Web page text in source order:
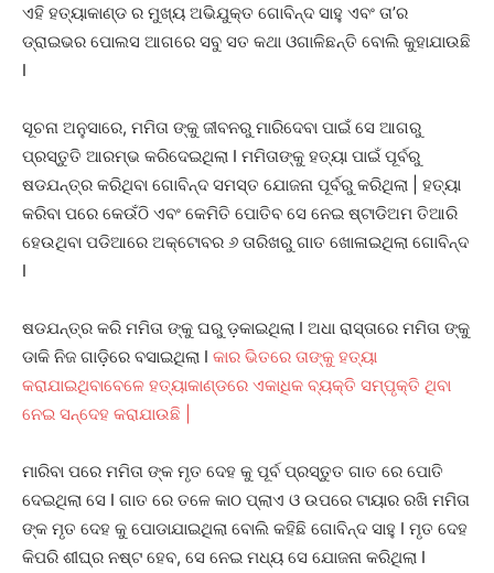
ଏହି ହତ୍ୟାକାଣ୍ଡ ର ମୁଖ୍ୟ ଅଭିଯୁକ୍ତ ଗୋବିନ୍ଦ ସାହୁ ଏବଂ ତା’ର
ଡ୍ରାଇଭର ପୋଲସ ଆଗରେ ସବୁ ସତ କଥା ଓଗାଳିଛନ୍ତି ବୋଲି କୁହାଯାଉଛି
I
ସୂଚନା ଅନୁସାରେ, ମମିତା ଙ୍କୁ ଜୀବନରୁ ମାରିଦେବା ପାଇଁ ସେ ଆଗରୁ
ପ୍ରସ୍ତୁତି ଆରମ୍ଭ କରିଦେଇଥିଲା I ମମିତାଙ୍କୁ ହତ୍ୟା ପାଇଁ ପୂର୍ବରୁ
ଷଡଯନ୍ତ୍ର କରିଥିବା ଗୋବିନ୍ଦ ସମସ୍ତ ଯୋଜନା ପୂର୍ବରୁ କରିଥିଲା | ହତ୍ୟା
କରିବା ପରେ କେଉଁଠି ଏବଂ କେମିତି ପୋତିବ ସେ ନେଇ ଷ୍ଟାଡିଅମ ତିଆରି
ହେଉଥିବା ପଡିଆରେ ଅକ୍ଟୋବର ୬ ତାରିଖରୁ ଗାତ ଖୋଳାଇଥିଲା ଗୋବିନ୍ଦ
I
ଷଡଯନ୍ତ୍ର କରି ମମିତା ଙ୍କୁ ଘରୁ ଡ଼କାଇଥିଲା I ଅଧା ରାସ୍ତାରେ ମମିତା ଙ୍କୁ
ଡାକି ନିଜ ଗାଡ଼ିରେ ବସାଇଥିଲା I କାର ଭିତରେ ତାଙ୍କୁ ହତ୍ୟା
କରାଯାଇଥିବାବେଳେ ହତ୍ୟାକାଣ୍ଡରେ ଏକାଧିକ ବ୍ୟକ୍ତି ସମ୍ପୃକ୍ତି ଥିବା
ନେଇ ସନ୍ଦେହ କରାଯାଉଛି |
ମାରିବା ପରେ ମମିତା ଙ୍କ ମୃତ ଦେହ କୁ ପୂର୍ବ ପ୍ରସ୍ତୁତ ଗାତ ରେ ପୋତି
ଦେଇଥିଲା ସେ I ଗାତ ରେ ତଳେ କାଠ ପ୍ଲାଏ ଓ ଉପରେ ଟାୟାର ରଖି ମମିତା
ଙ୍କ ମୃତ ଦେହ କୁ ପୋଡାଯାଇଥିଲା ବୋଲି କହିଛି ଗୋବିନ୍ଦ ସାହୁ I ମୃତ ଦେହ
କିପରି ଶୀଘ୍ର ନଷ୍ଟ ହେବ, ସେ ନେଇ ମଧ୍ୟ ସେ ଯୋଜନା କରିଥିଲା I